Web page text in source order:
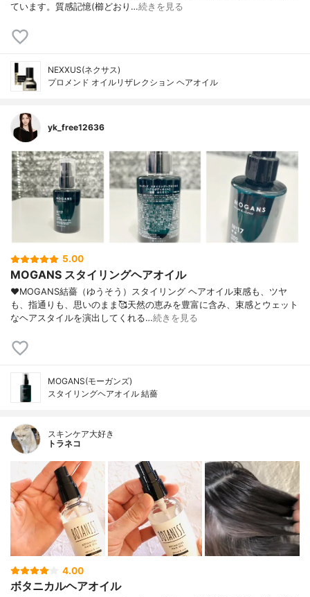
ています。質感記憶(櫛どおり…続きを見る
NEXXUS(ネクサス)
プロメンド オイルリザレクション ヘアオイル
yk_free12636
5.00
MOGANS スタイリングヘアオイル
♥MOGANS結薔（ゆうそう）スタイリング ヘアオイル束感も、ツヤ
も、指通りも、思いのまま🥰天然の恵みを豊富に含み、束感とウェット
なヘアスタイルを演出してくれる…続きを見る
MOGANS(モーガンズ)
スタイリングヘアオイル 結薔
スキンケア大好き
トラネコ
4.00
ボタニカルヘアオイル